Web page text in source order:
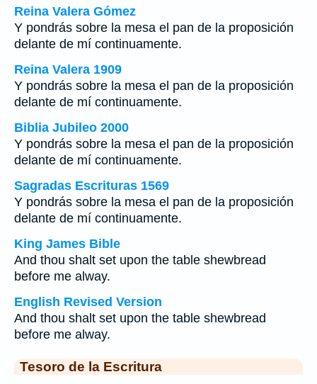
Reina Valera Gómez
Y pondrás sobre la mesa el pan de la proposición
delante de mí continuamente.
Reina Valera 1909
Y pondrás sobre la mesa el pan de la proposición
delante de mí continuamente.
Biblia Jubileo 2000
Y pondrás sobre la mesa el pan de la proposición
delante de mí continuamente.
Sagradas Escrituras 1569
Y pondrás sobre la mesa el pan de la proposición
delante de mí continuamente.
King James Bible
And thou shalt set upon the table shewbread
before me alway.
English Revised Version
And thou shalt set upon the table shewbread
before me alway.
Tesoro de la Escritura